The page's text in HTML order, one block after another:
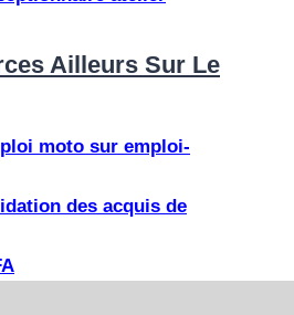
Ailleurs Sur Le
moto sur emploi-
des acquis de